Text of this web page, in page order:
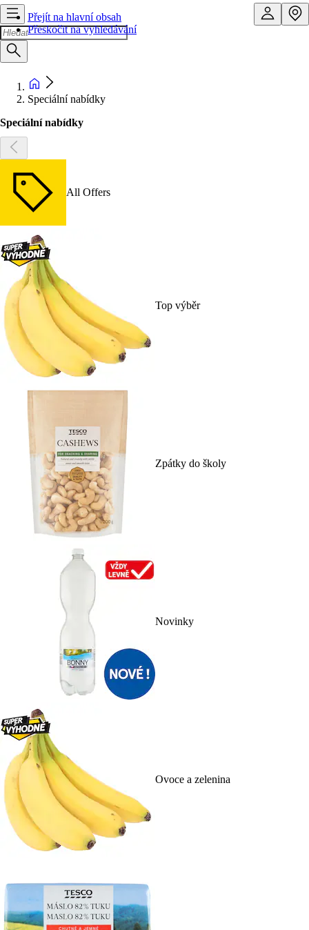
Přejít na hlavní obsah
Přeskočit na vyhledávání
Speciální nabídky
Speciální nabídky
All Offers
Top výběr
Zpátky do školy
Novinky
Ovoce a zelenina